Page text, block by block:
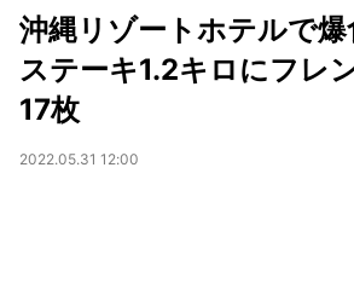
沖縄リゾートホテルで
ステーキ1.2キロにフレ
17枚
2022.05.31 12:00